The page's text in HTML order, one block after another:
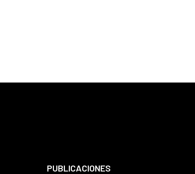
PUBLICACIONES